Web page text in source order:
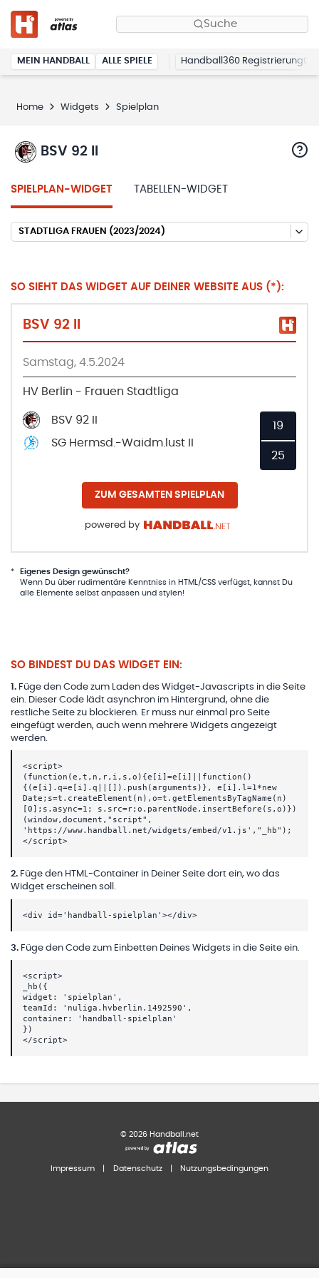
Suche
MEIN HANDBALL ALLE SPIELE Handball360 Registrierung
Home Widgets Spielplan
BSV 92 II
SPIELPLAN-WIDGET TABELLEN-WIDGET
STADTLIGA FRAUEN (2023/2024)
SO SIEHT DAS WIDGET AUF DEINER WEBSITE AUS (*):
BSV 92 II
Samstag, 4.5.2024
HV Berlin - Frauen Stadtliga
BSV 92 II
SG Hermsd.-Waidm.lust II
19
25
ZUM GESAMTEN SPIELPLAN
powered by
*
Eigenes Design gewünscht?
Wenn Du über rudimentäre Kenntniss in HTML/CSS verfügst, kannst Du
alle Elemente selbst anpassen und stylen!
SO BINDEST DU DAS WIDGET EIN:
1 . Füge den Code zum Laden des Widget-Javascripts in die Seite
ein. Dieser Code lädt asynchron im Hintergrund, ohne die
restliche Seite zu blockieren. Er muss nur einmal pro Seite
eingefügt werden, auch wenn mehrere Widgets angezeigt
werden.
<script>
(function(e,t,n,r,i,s,o){e[i]=e[i]||function()
{(e[i].q=e[i].q||[]).push(arguments)}, e[i].l=1*new
Date;s=t.createElement(n),o=t.getElementsByTagName(n)
[0];s.async=1; s.src=r;o.parentNode.insertBefore(s,o)})
(window,document,"script",
'https://www.handball.net/widgets/embed/v1.js',"_hb");
</script>
2. Füge den HTML-Container in Deiner Seite dort ein, wo das
Widget erscheinen soll.
<div id='handball-spielplan'></div>
3. Füge den Code zum Einbetten Deines Widgets in die Seite ein.
<script>
_hb({
widget: 'spielplan',
teamId: 'nuliga.hvberlin.1492590',
container: 'handball-spielplan'
})
</script>
© 2026 Handball.net
Impressum Datenschutz Nutzungsbedingungen